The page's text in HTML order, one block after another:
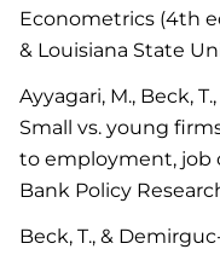
Econometrics (4th
& Louisiana State
Ayyagari, M., Beck,
Small vs. young
to employment, job
Bank Policy
Beck, T., &